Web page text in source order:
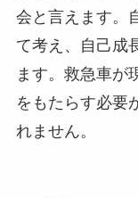
会と言えます。
て考え、自己成
ます。救急車が
をもたらす必要
れません。